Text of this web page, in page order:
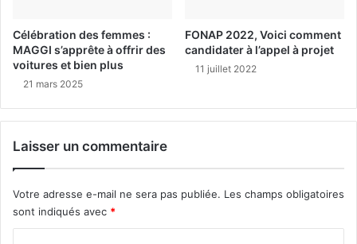
Célébration des femmes :
MAGGI s’apprête à offrir des
voitures et bien plus
21 mars 2025
FONAP 2022, Voici comment
candidater à l’appel à projet
11 juillet 2022
Laisser un commentaire
Votre adresse e-mail ne sera pas publiée. Les champs obligatoires
sont indiqués avec *